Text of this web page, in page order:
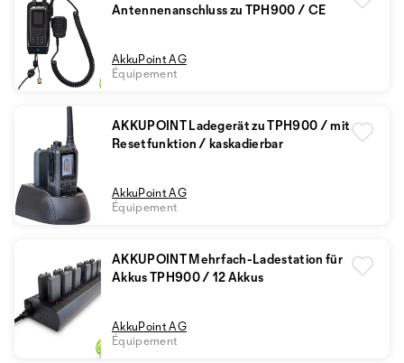
Antennenanschluss zu TPH900 / CE
AkkuPoint AG
Équipement
AKKUPOINT Ladegerät zu TPH900 / mit
Resetfunktion / kaskadierbar
AkkuPoint AG
Équipement
AKKUPOINT Mehrfach-Ladestation für
Akkus TPH900 / 12 Akkus
AkkuPoint AG
Équipement